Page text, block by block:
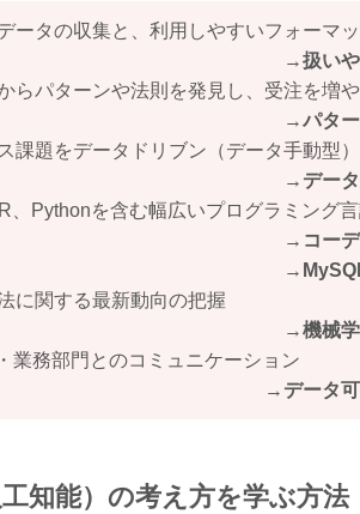
ータの収集と、利用しやすいフォーマ
扱い
らパターンや法則を発見し、受注を増
パタ
課題をデータドリブン（データ手動型
→デー
、Pythonを含む幅広いプログラミング
コー
に関する最新動向の把握
機械
業務部門とのコミュニケーション
データ
知能）の考え方を学ぶ方法